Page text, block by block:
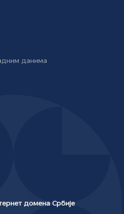
данима
домена Србије